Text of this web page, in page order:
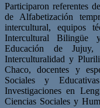
Participaron referentes
de Alfabetización
intercultural, equipos
Intercultural Bilingüe
Educación de Jujuy,
Interculturalidad y
Chaco, docentes y
Sociales y
Investigaciones en
Ciencias Sociales y